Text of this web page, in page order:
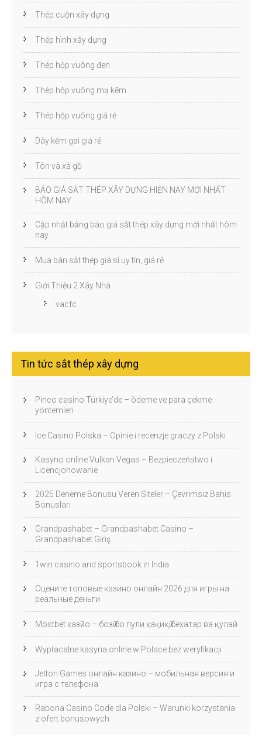
Thép cuộn xây dựng
Thép hình xây dựng
Thép hộp vuông đen
Thép hộp vuông mạ kẽm
Thép hộp vuông giá rẻ
Dây kẽm gai giá rẻ
Tôn và xà gồ
BÁO GIÁ SẮT THÉP XÂY DỰNG HIỆN NAY MỚI NHẤT
HÔM NAY
Cập nhật bảng báo giá sắt thép xây dựng mới nhất hôm
nay
Mua bán sắt thép giá sỉ uy tín, giá rẻ
Giới Thiệu 2 Xây Nhà
vacfc
Tin tức sắt thép xây dựng
Pinco casino Türkiye’de – ödeme ve para çekme
yöntemleri
Ice Casino Polska – Opinie i recenzje graczy z Polski
Kasyno online Vulkan Vegas – Bezpieczeństwo i
Licencjonowanie
2025 Deneme Bonusu Veren Siteler – Çevrimsiz Bahis
Bonusları
Grandpashabet – Grandpashabet Casino –
Grandpashabet Giriş
1win casino and sportsbook in India
Оцените топовые казино онлайн 2026 для игры на
реальные деньги
Mostbet казӣно – бозӣ бо пули ҳақиқӣ бехатар ва қулай
Wypłacalne kasyna online w Polsce bez weryfikacji
Jetton Games онлайн казино – мобильная версия и
игра с телефона
Rabona Casino Code dla Polski – Warunki korzystania
z ofert bonusowych